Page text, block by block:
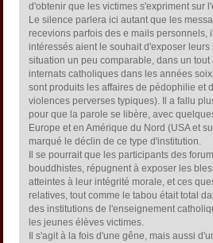
d'obtenir que les victimes s'expriment sur
Le silence parlera ici autant que les
recevions parfois des e mails personnels,
intéressés aient le souhait d'exposer leurs
situation un peu comparable, dans un
internats catholiques dans les années
sont produits les affaires de pédophilie et
violences perverses typiques). Il a fallu
pour que la parole se libère, avec
Europe et en Amérique du Nord (USA et
marqué le déclin de ce type d'institution.
Il se pourrait que les participants des
bouddhistes, répugnent à exposer les
atteintes à leur intégrité morale, et ces
relatives, tout comme le tabou était total
des institutions de l'enseignement
les jeunes élèves victimes.
Il s'agit à la fois d'une gêne, mais aussi